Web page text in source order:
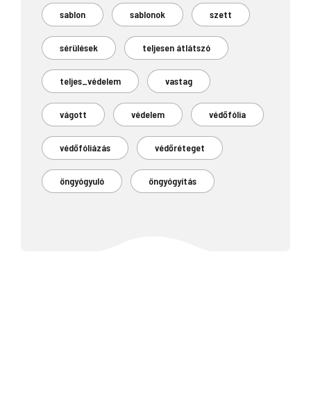
sablon sablonok szett
sérülések teljesen átlátszó
teljes_védelem vastag
vágott védelem védőfólia
védőfóliázás védőréteget
öngyógyuló öngyógyítás